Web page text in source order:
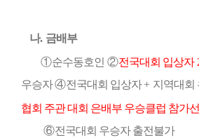
나. 금배부
①순수동호인 ②전국대회 입상자
우승자④전국대회 입상자+ 지역대회
협회 주관 대회 은배부 우승클럽 참가
⑥전국대회 우승자 출전불가